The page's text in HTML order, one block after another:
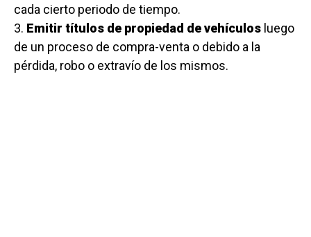
cada cierto periodo de tiempo.
3. Emitir títulos de propiedad de vehículos luego
de un proceso de compra-venta o debido a la
pérdida, robo o extravío de los mismos.